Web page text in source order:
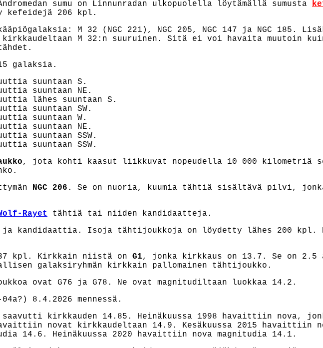
sumu on Linnunradan ulkopuolella löytämällä sumusta
kefeidejä 206 kpl.
M 32 (NGC 221), NGC 205, NGC 147 ja NGC 185.
M 32:n suuruinen. Sitä ei voi havaita muutoin
galaksia.
suuntaan S.
suuntaan NE.
lähes suuntaan S.
suuntaan SW.
suuntaan W.
suuntaan NE.
suuntaan SSW.
suuntaan SSW.
, jota kohti kaasut liikkuvat nopeudella 10 000 kilometriä
NGC 206 . Se on nuoria, kuumia tähtiä sisältävä pilvi,
Rayet
tähtiä tai niiden kandidaatteja.
ja kandidaattia. Isoja tähtijoukkoja on löydetty lähes 200 kpl.
kpl. Kirkkain niistä on G1, jonka kirkkaus on 13.7. Se on 2.5
galaksiryhmän kirkkain pallomainen tähtijoukko.
ovat G76 ja G78. Ne ovat magnitudiltaan luokkaa 14.2.
8.4.2026 mennessä.
kirkkauden 14.85. Heinäkuussa 1998 havaittiin nova,
novat
kirkkaudeltaan 14.9. Kesäkuussa 2015 havaittiin
14.6. Heinäkuussa 2020 havaittiin nova magnitudia 14.1.